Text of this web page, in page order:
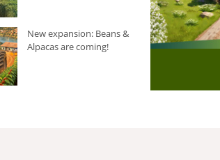
New expansion: Beans &
Alpacas are coming!